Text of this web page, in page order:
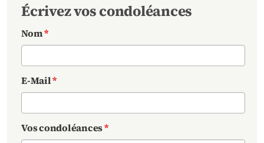
Écrivez vos condoléances
Nom*
E-Mail*
Vos condoléances*